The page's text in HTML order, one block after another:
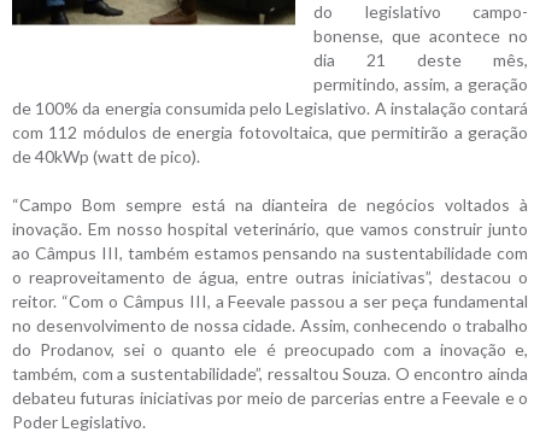
do legislativo campo-
bonense, que acontece no
dia 21 deste mês,
permitindo, assim, a geração
de 100% da energia consumida pelo Legislativo. A instalação contará
com 112 módulos de energia fotovoltaica, que permitirão a geração
de 40kWp (watt de pico).
“Campo Bom sempre está na dianteira de negócios voltados à
inovação. Em nosso hospital veterinário, que vamos construir junto
ao Câmpus III, também estamos pensando na sustentabilidade com
o reaproveitamento de água, entre outras iniciativas”, destacou o
reitor. “Com o Câmpus III, a Feevale passou a ser peça fundamental
no desenvolvimento de nossa cidade. Assim, conhecendo o trabalho
do Prodanov, sei o quanto ele é preocupado com a inovação e,
também, com a sustentabilidade”, ressaltou Souza. O encontro ainda
debateu futuras iniciativas por meio de parcerias entre a Feevale e o
Poder Legislativo.